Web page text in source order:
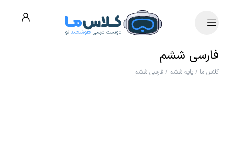
فارسی ششم
کلاس ما / پایه ششم / فارسی ششم